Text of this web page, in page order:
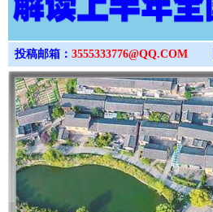
投稿邮箱： 3555333776@QQ.COM